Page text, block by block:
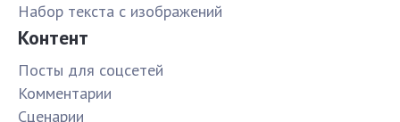
Набор текста с изображений
Контент
Посты для соцсетей
Комментарии
Сценарии